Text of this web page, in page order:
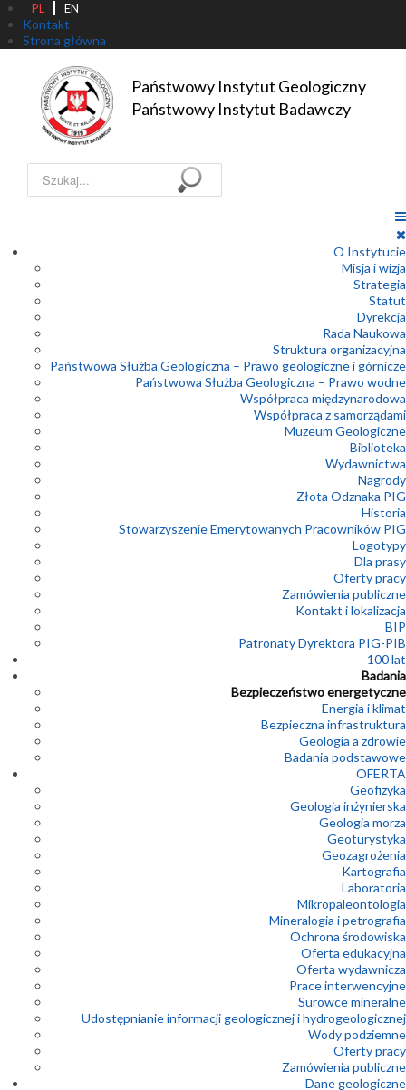
PL EN
Kontakt
Strona główna
Państwowy Instytut Geologiczny
Państwowy Instytut Badawczy
Szukaj...
O Instytucie
Misja i wizja
Strategia
Statut
Dyrekcja
Rada Naukowa
Struktura organizacyjna
Państwowa Służba Geologiczna – Prawo geologiczne i górnicze
Państwowa Służba Geologiczna – Prawo wodne
Współpraca międzynarodowa
Współpraca z samorządami
Muzeum Geologiczne
Biblioteka
Wydawnictwa
Nagrody
Złota Odznaka PIG
Historia
Stowarzyszenie Emerytowanych Pracowników PIG
Logotypy
Dla prasy
Oferty pracy
Zamówienia publiczne
Kontakt i lokalizacja
BIP
Patronaty Dyrektora PIG-PIB
100 lat
Badania
Bezpieczeństwo energetyczne
Energia i klimat
Bezpieczna infrastruktura
Geologia a zdrowie
Badania podstawowe
OFERTA
Geofizyka
Geologia inżynierska
Geologia morza
Geoturystyka
Geozagrożenia
Kartografia
Laboratoria
Mikropaleontologia
Mineralogia i petrografia
Ochrona środowiska
Oferta edukacyjna
Oferta wydawnicza
Prace interwencyjne
Surowce mineralne
Udostępnianie informacji geologicznej i hydrogeologicznej
Wody podziemne
Oferty pracy
Zamówienia publiczne
Dane geologiczne